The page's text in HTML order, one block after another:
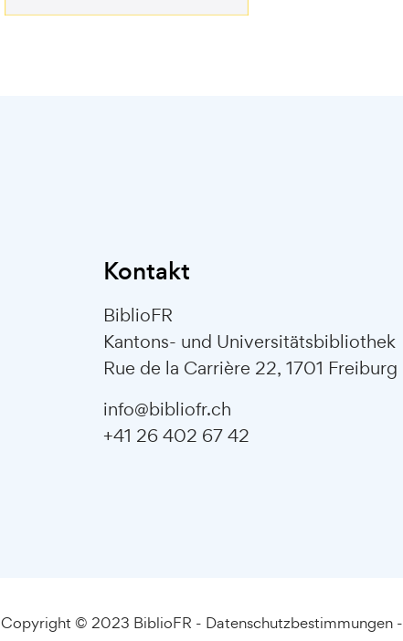
Kontakt
BiblioFR
Kantons- und Universitätsbibliothek
Rue de la Carrière 22, 1701 Freiburg
info@bibliofr.ch
+41 26 402 67 42
Copyright © 2023 BiblioFR - Datenschutzbestimmungen -